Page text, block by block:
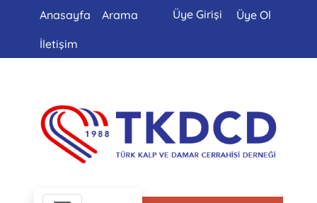
Anasayfa Arama Üye Girişi Üye Ol
İletişim